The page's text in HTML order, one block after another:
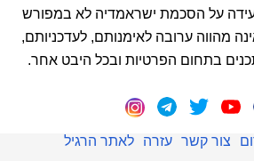
על הסכמת ישראמדיה לא במפורש
מהווה ערובה לאימנותם, לעדכניותם,
בתחום הפרטיות ובכל היבט אחר.
צור קשר עזרה
לאתר הרגיל